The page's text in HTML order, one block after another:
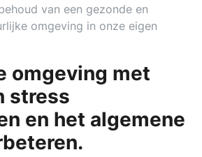
van een gezonde en
omgeving in onze eigen
omgeving met
stress
en het algemene